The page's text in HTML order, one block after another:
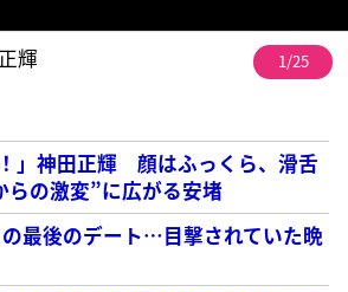
輝 1/25
！」神田正輝 顔はふっくら、滑舌
の激変”に広がる安堵
最後のデート…目撃されていた晩